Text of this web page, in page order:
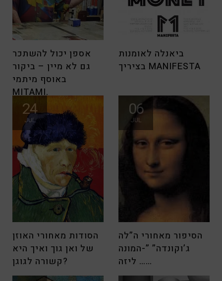
אספן יכול להשתכר
גם לא מיין – ביקור
באוסף מיתמי
MITAMI.
האחרונות התמזל מזלי ואני
ביאנלה לאומנות
בציריך MANIFESTA
24
JUL
הסודות מאחורי האוזן
של ואן גוך ואיך היא
קשורה לגוגן?
06
JUL
הסיפור מאחורי ה”לה
ג’וקונדה” ”-המונה
ליזה ……